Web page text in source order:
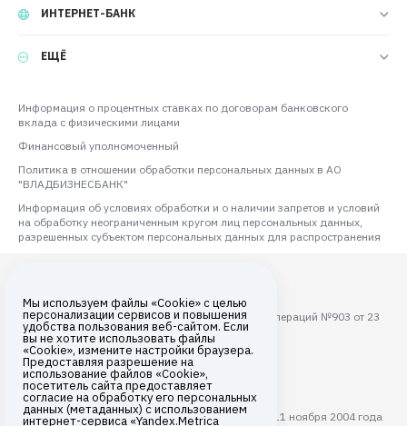
Мы используем файлы «Cookie» с целью
персонализации сервисов и повышения
удобства пользования веб-сайтом. Если
вы не хотите использовать файлы
«Cookie», измените настройки браузера.
Предоставляя разрешение на
использование файлов «Cookie»,
посетитель сайта предоставляет
согласие на обработку его персональных
данных (метаданных) с использованием
интернет-сервиса «Yandex.Metrica
ИНТЕРНЕТ-БАНК
ЕЩЁ
Информация о процентных ставках по договорам банковского
вклада с физическими лицами
Финансовый уполномоченный
Политика в отношении обработки персональных данных в АО
"ВЛАДБИЗНЕСБАНК"
Информация об условиях обработки и о наличии запретов и условий
на обработку неограниченным кругом лиц персональных данных,
разрешенных субъектом персональных данных для распространения
Лицензия ЦБ РФ на осуществление банковских операций №903 от 23
августа 2017 года
Все права защищены © 2026
АО «ВЛАДБИЗНЕСБАНК»
АО "ВЛАДБИЗНЕСБАНК" с 11 ноября 2004 года